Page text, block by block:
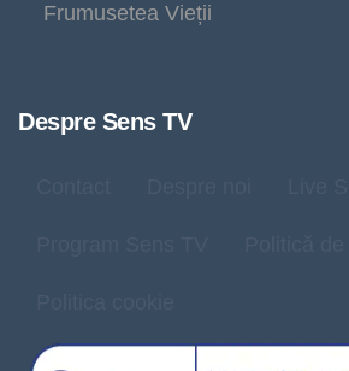
Frumusetea Vieții
Despre Sens TV